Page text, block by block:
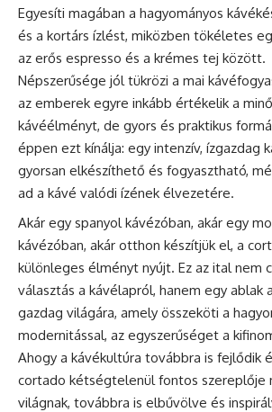
Egyesíti magában a hagyományos
és a kortárs ízlést, miközben tökéletes
az erős espresso és a krémes tej között.
Népszerűsége jól tükrözi a mai
az emberek egyre inkább értékelik a
kávéélményt, de gyors és praktikus
éppen ezt kínálja: egy intenzív, ízgazdag
gyorsan elkészíthető és fogyasztható,
ad a kávé valódi ízének élvezetére.
Akár egy spanyol kávézóban, akár egy
kávézóban, akár otthon készítjük el, a
különleges élményt nyújt. Ez az ital nem
választás a kávélapról, hanem egy ablak
gazdag világára, amely összeköti a
modernitással, az egyszerűséget a
Ahogy a kávékultúra továbbra is fejlődik
cortado kétségtelenül fontos szereplője
világnak, továbbra is elbűvölve és